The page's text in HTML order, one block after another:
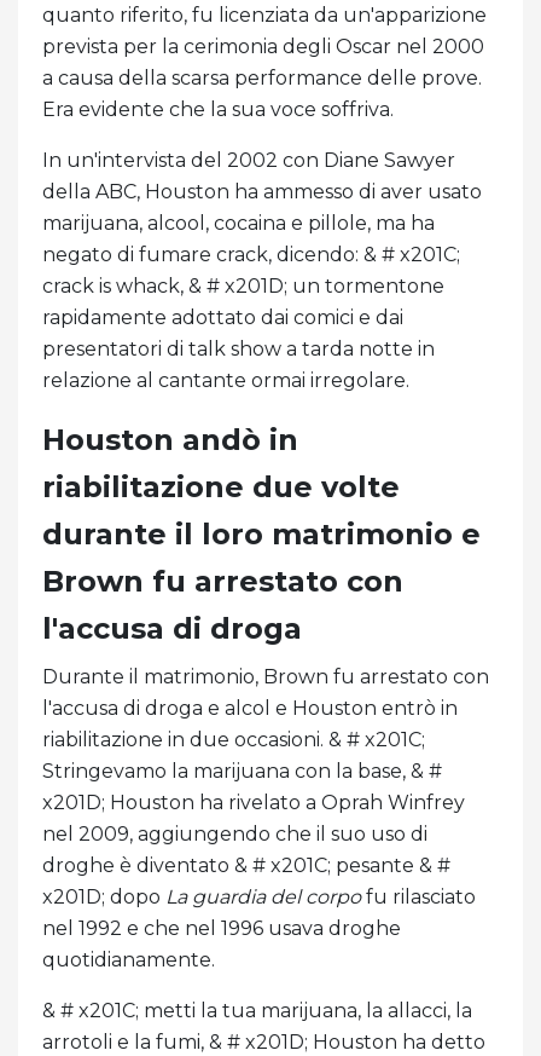
quanto riferito, fu licenziata da un'apparizione
prevista per la cerimonia degli Oscar nel 2000
a causa della scarsa performance delle prove.
Era evidente che la sua voce soffriva.
In un'intervista del 2002 con Diane Sawyer
della ABC, Houston ha ammesso di aver usato
marijuana, alcool, cocaina e pillole, ma ha
negato di fumare crack, dicendo: & # x201C;
crack is whack, & # x201D; un tormentone
rapidamente adottato dai comici e dai
presentatori di talk show a tarda notte in
relazione al cantante ormai irregolare.
Houston andò in
riabilitazione due volte
durante il loro matrimonio e
Brown fu arrestato con
l'accusa di droga
Durante il matrimonio, Brown fu arrestato con
l'accusa di droga e alcol e Houston entrò in
riabilitazione in due occasioni. & # x201C;
Stringevamo la marijuana con la base, & #
x201D; Houston ha rivelato a Oprah Winfrey
nel 2009, aggiungendo che il suo uso di
droghe è diventato & # x201C; pesante & #
x201D; dopo La guardia del corpofu rilasciato
nel 1992 e che nel 1996 usava droghe
quotidianamente.
& # x201C; metti la tua marijuana, la allacci, la
arrotoli e la fumi, & # x201D; Houston ha detto